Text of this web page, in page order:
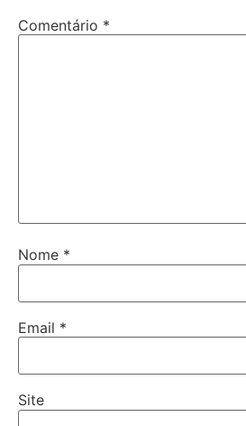
Comentário *
Nome *
Email *
Site